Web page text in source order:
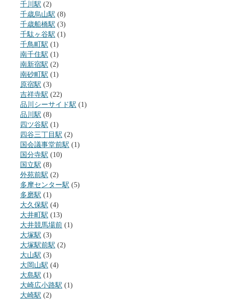
千川駅 (2)
千歳烏山駅 (8)
千歳船橋駅 (3)
千駄ヶ谷駅 (1)
千鳥町駅 (1)
南千住駅 (1)
南新宿駅 (2)
南砂町駅 (1)
原宿駅 (3)
吉祥寺駅 (22)
品川シーサイド駅 (1)
品川駅 (8)
四ツ谷駅 (1)
四谷三丁目駅 (2)
国会議事堂前駅 (1)
国分寺駅 (10)
国立駅 (8)
外苑前駅 (2)
多摩センター駅 (5)
多磨駅 (1)
大久保駅 (4)
大井町駅 (13)
大井競馬場前 (1)
大塚駅 (3)
大塚駅前駅 (2)
大山駅 (3)
大岡山駅 (4)
大島駅 (1)
大崎広小路駅 (1)
大崎駅 (2)